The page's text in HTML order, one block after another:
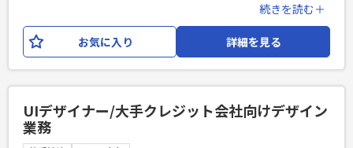
広告クリエイティブのデザインをお願いいたします。 主に
SNS投稿と広告配信用のLPやバナー（静止画/動画）の制作を
お願いします。
・代理店での業務ご経験がある方 ・SNS（LINEがあれば尚よ
し）での配信バナー制作ご経験がある方 ・デザイン以外にも
続きを読む＋
お気に入り 詳細を見る
UIデザイナー/大手クレジット会社向けデザイン
業務